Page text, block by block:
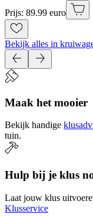
Prijs: 89.99 euro
Bekijk alles in
Maak het mooier
Bekijk handige
tuin.
Hulp bij je klus
Laat jouw klus
Klusservice